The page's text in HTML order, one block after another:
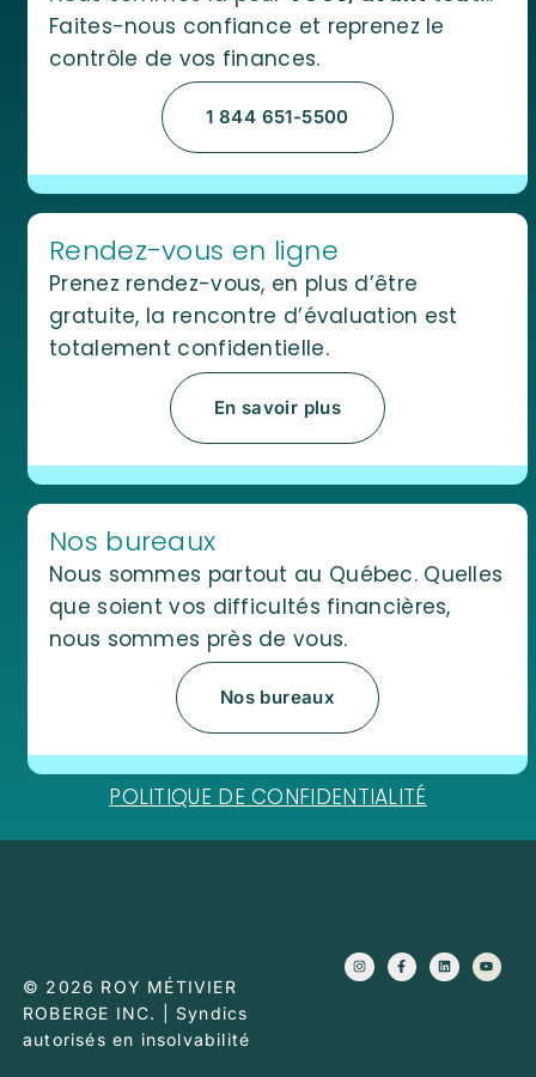
Faites-nous confiance et reprenez le
contrôle de vos finances.
1 844 651-5500
Rendez-vous en ligne
Prenez rendez-vous, en plus d’être
gratuite, la rencontre d’évaluation est
totalement confidentielle.
En savoir plus
Nos bureaux
Nous sommes partout au Québec. Quelles
que soient vos difficultés financières,
nous sommes près de vous.
Nos bureaux
POLITIQUE DE CONFIDENTIALITÉ
© 2026 ROY MÉTIVIER
ROBERGE INC. | Syndics
autorisés en insolvabilité
I
n
s
F
a
c
L
i
n
Y
o
u